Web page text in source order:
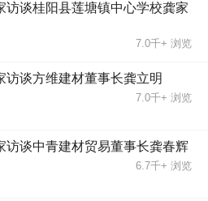
访谈桂阳县莲塘镇中心学校龚家
7.0千+ 浏览
访谈方维建材董事长龚立明
7.0千+ 浏览
访谈中青建材贸易董事长龚春辉
6.7千+ 浏览